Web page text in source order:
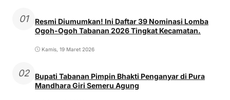
01
Resmi Diumumkan! Ini Daftar 39 Nominasi Lomba
Ogoh-Ogoh Tabanan 2026 Tingkat Kecamatan.
Kamis, 19 Maret 2026
02
Bupati Tabanan Pimpin Bhakti Penganyar di Pura
Mandhara Giri Semeru Agung